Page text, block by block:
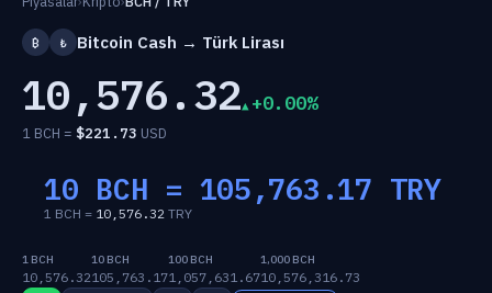
₿ ₺ Bitcoin Cash → Türk Lirası
10,576.32 +0.00%
1 BCH = $221.73 USD
10 BCH = 105,763.17 TRY
1 BCH = 10,576.32 TRY
1 BCH
10,576.32
10 BCH
105,763.17
100 BCH
1,057,631.67
1,000 BCH
10,576,316.73